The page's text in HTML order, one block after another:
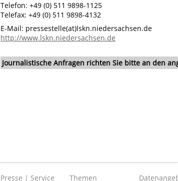
Telefon: +49 (0) 511 9898-1125
Telefax: +49 (0) 511 9898-4132
E-Mail: pressestelle(at)lskn.niedersachsen.de
http://www.lskn.niedersachsen.de
Journalistische Anfragen richten Sie bitte an den
Presse | Service Themen